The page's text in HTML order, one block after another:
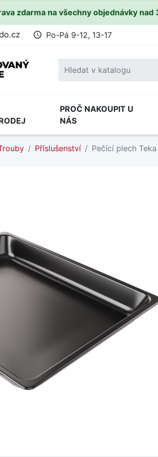
zdarma na všechny objednávky nad
access_time Po-Pá 9-12, 13-17
PROČ NAKOUPIT U
NÁS
Příslušenství Pečící plech Teka